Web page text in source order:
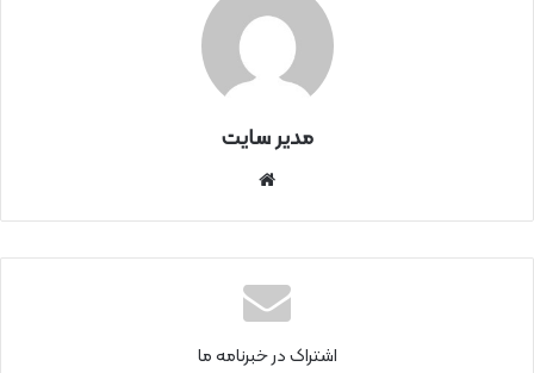
مدیر سایت
نتی
اشتراک در خبرنامه ما